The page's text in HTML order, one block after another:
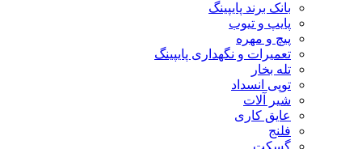
بانک برند پایپینگ
پایپ و تیوب
پیچ و مهره
تعمیرات و نگهداری پایپینگ
تله بخار
توپی انسداد
شیر آلات
عایق کاری
فلنج